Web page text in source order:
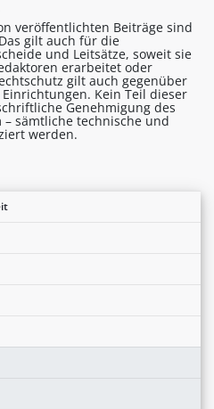
veröffentlichten Beiträge sind
gilt auch für die
und Leitsätze, soweit sie
erarbeitet oder
gilt auch gegenüber
Kein Teil dieser
Genehmigung des
sämtliche technische und
werden.